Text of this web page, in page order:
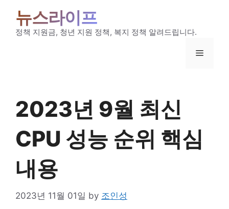
content
뉴스라이프
정책 지원금, 청년 지원 정책, 복지 정책 알려드립니다.
Menu
2023년 9월 최신
CPU 성능 순위 핵심
내용
2023년 11월 01일 by 조인성